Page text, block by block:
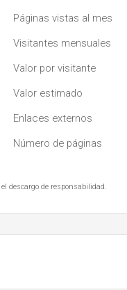
Páginas vistas al mes
Visitantes mensuales
Valor por visitante
Valor estimado
Enlaces externos
Número de páginas
descargo de responsabilidad.